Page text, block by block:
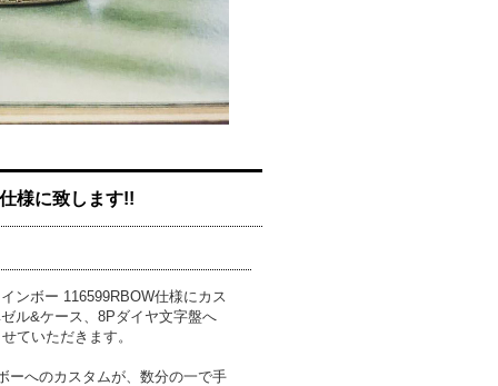
様に致します!!
ンボー 116599RBOW仕様にカス
ル&ケース、8Pダイヤ文字盤へ
ていただきます。
ーへのカスタムが、数分の一で手